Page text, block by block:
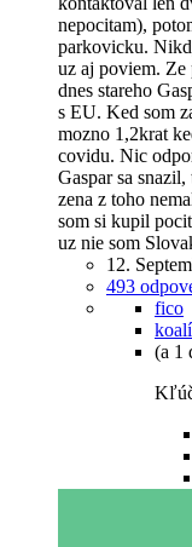
nepocitam),
parkovicku.
uz aj poviem. Ze
dnes stareho
s EU. Ked som
mozno 1,2krat
covidu. Nic
Gaspar sa
zena z toho
som si kupil
uz nie som
12.
493
fico
(a 1